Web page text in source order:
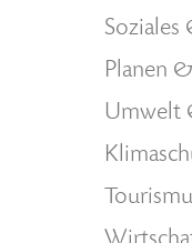
Soziales
Planen
Umwelt